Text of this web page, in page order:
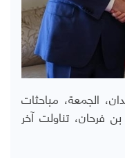
الجمعة، مباحثات
فرحان، تناولت آخر